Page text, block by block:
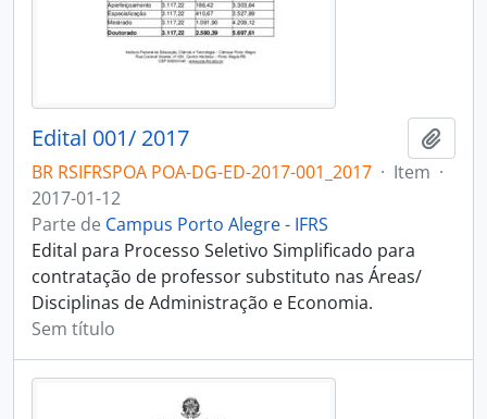
Edital 001/ 2017
BR RSIFRSPOA POA-DG-ED-2017-001_2017 · Item ·
2017-01-12
Parte de Campus Porto Alegre - IFRS
Edital para Processo Seletivo Simplificado para
contratação de professor substituto nas Áreas/
Disciplinas de Administração e Economia.
Sem título